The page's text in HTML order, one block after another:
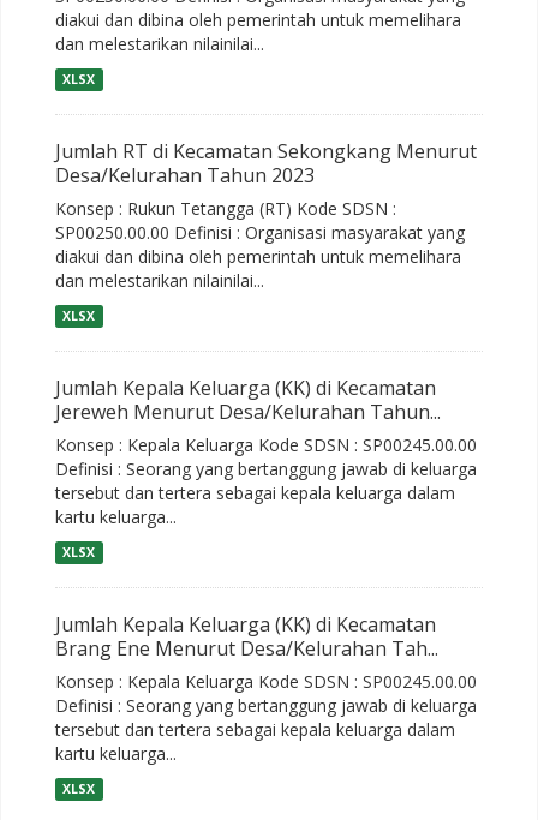
diakui dan dibina oleh pemerintah untuk memelihara
dan melestarikan nilainilai...
XLSX
Jumlah RT di Kecamatan Sekongkang Menurut
Desa/Kelurahan Tahun 2023
Konsep : Rukun Tetangga (RT) Kode SDSN :
SP00250.00.00 Definisi : Organisasi masyarakat yang
diakui dan dibina oleh pemerintah untuk memelihara
dan melestarikan nilainilai...
XLSX
Jumlah Kepala Keluarga (KK) di Kecamatan
Jereweh Menurut Desa/Kelurahan Tahun...
Konsep : Kepala Keluarga Kode SDSN : SP00245.00.00
Definisi : Seorang yang bertanggung jawab di keluarga
tersebut dan tertera sebagai kepala keluarga dalam
kartu keluarga...
XLSX
Jumlah Kepala Keluarga (KK) di Kecamatan
Brang Ene Menurut Desa/Kelurahan Tah...
Konsep : Kepala Keluarga Kode SDSN : SP00245.00.00
Definisi : Seorang yang bertanggung jawab di keluarga
tersebut dan tertera sebagai kepala keluarga dalam
kartu keluarga...
XLSX